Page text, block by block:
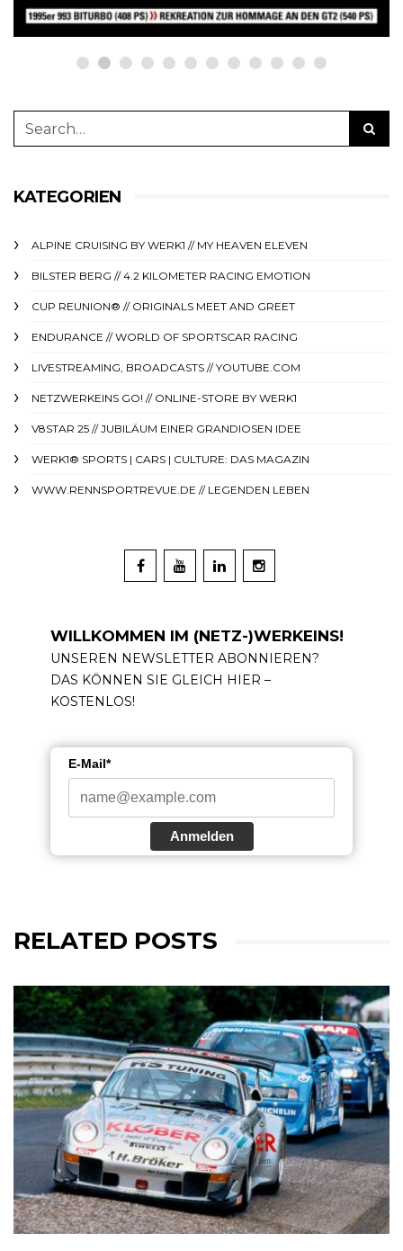
KATEGORIEN
ALPINE CRUISING BY WERK1 // MY HEAVEN ELEVEN
BILSTER BERG // 4.2 KILOMETER RACING EMOTION
CUP REUNION® // ORIGINALS MEET AND GREET
ENDURANCE // WORLD OF SPORTSCAR RACING
LIVESTREAMING, BROADCASTS // YOUTUBE.COM
NETZWERKEINS GO! // ONLINE-STORE BY WERK1
V8STAR 25 // JUBILÄUM EINER GRANDIOSEN IDEE
WERK1® SPORTS | CARS | CULTURE: DAS MAGAZIN
WWW.RENNSPORTREVUE.DE // LEGENDEN LEBEN
WILLKOMMEN IM (NETZ-)WERKEINS!
UNSEREN NEWSLETTER ABONNIEREN?
DAS KÖNNEN SIE GLEICH HIER –
KOSTENLOS!
E-Mail*
Anmelden
RELATED POSTS